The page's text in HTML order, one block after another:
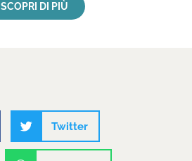
SCOPRI DI PIÙ
Twitter